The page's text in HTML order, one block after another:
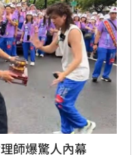
師爆驚人內幕